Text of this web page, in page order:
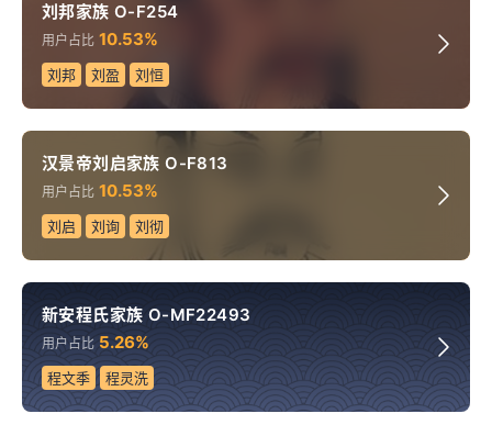
刘邦家族 O-F254
用户占比 10.53%
刘邦 刘盈 刘恒
汉景帝刘启家族 O-F813
用户占比 10.53%
刘启 刘询 刘彻
新安程氏家族 O-MF22493
用户占比 5.26%
程文季 程灵洗